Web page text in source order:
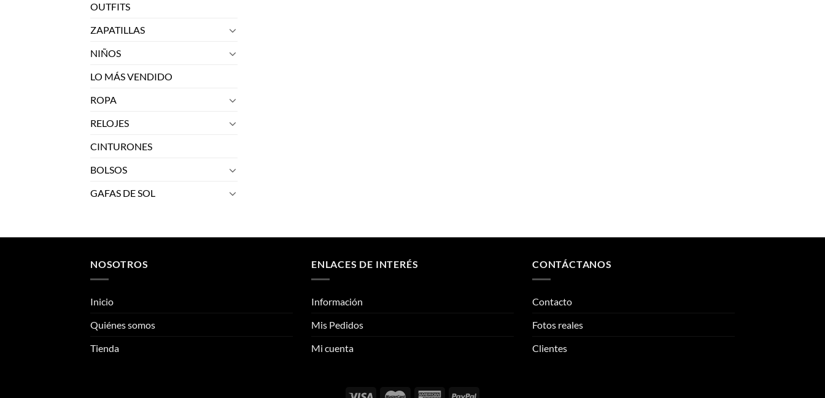
OUTFITS
ZAPATILLAS
NIÑOS
LO MÁS VENDIDO
ROPA
RELOJES
CINTURONES
BOLSOS
GAFAS DE SOL
NOSOTROS
Inicio
Quiénes somos
Tienda
ENLACES DE INTERÉS
Información
Mis Pedidos
Mi cuenta
CONTÁCTANOS
Contacto
Fotos reales
Clientes